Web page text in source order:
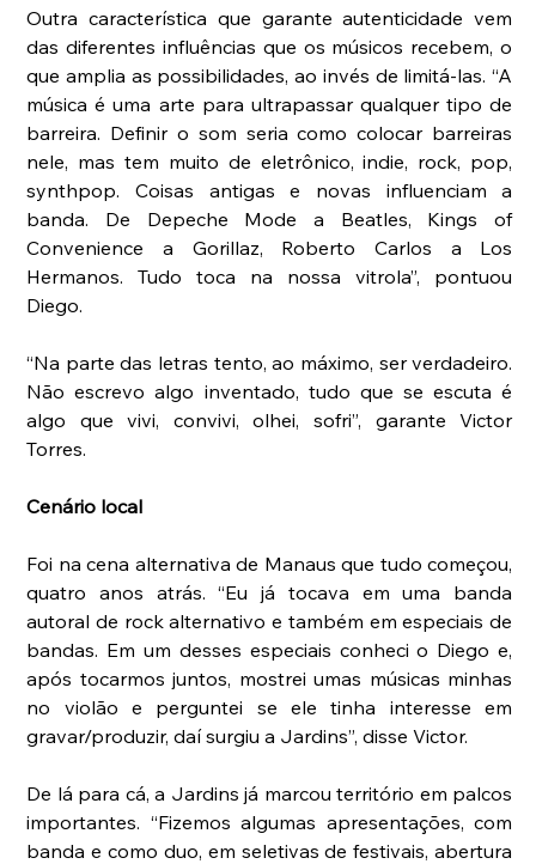
Outra característica que garante autenticidade vem
das diferentes influências que os músicos recebem, o
que amplia as possibilidades, ao invés de limitá-las. “A
música é uma arte para ultrapassar qualquer tipo de
barreira. Definir o som seria como colocar barreiras
nele, mas tem muito de eletrônico, indie, rock, pop,
synthpop. Coisas antigas e novas influenciam a
banda. De Depeche Mode a Beatles, Kings of
Convenience a Gorillaz, Roberto Carlos a Los
Hermanos. Tudo toca na nossa vitrola”, pontuou
Diego.
“Na parte das letras tento, ao máximo, ser verdadeiro.
Não escrevo algo inventado, tudo que se escuta é
algo que vivi, convivi, olhei, sofri”, garante Victor
Torres.
Cenário local
Foi na cena alternativa de Manaus que tudo começou,
quatro anos atrás. “Eu já tocava em uma banda
autoral de rock alternativo e também em especiais de
bandas. Em um desses especiais conheci o Diego e,
após tocarmos juntos, mostrei umas músicas minhas
no violão e perguntei se ele tinha interesse em
gravar/produzir, daí surgiu a Jardins”, disse Victor.
De lá para cá, a Jardins já marcou território em palcos
importantes. “Fizemos algumas apresentações, com
banda e como duo, em seletivas de festivais, abertura